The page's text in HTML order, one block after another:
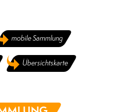
mobile Sammlung
Übersichtskarte